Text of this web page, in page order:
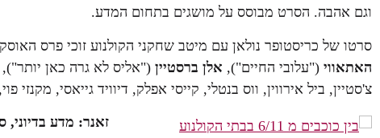
וגם אהבה. הסרט מבוסס על מושגים בתחום המדע.
סרטו של כריסטופר נולאן עם מיטב שחקני הקולנוע זוכי פרס
האתאווי ("עלובי החיים"), אלן ברסטיין ("אליס לא גרה כאן יותר"),
צ'סטיין, ביל אירווין, ווס בנטלי, קייסי אפלק, דיוויד גייאסי, מקנזי
זאנר: מדע בדיוני,